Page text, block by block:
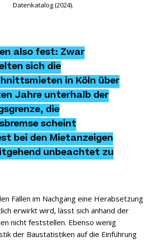
Datenkatalog (2024).
also fest: Zwar
sich die
in Köln über
Jahre unterhalb der
die
scheint
bei den Mietanzeigen
unbeachtet zu
Fällen im Nachgang eine Herabsetzung
erwirkt wird, lässt sich anhand der
nicht feststellen. Ebenso wenig
der Baustatistiken auf die Einführung